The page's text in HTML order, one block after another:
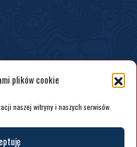
plików cookie
naszej witryny i naszych serwisów.